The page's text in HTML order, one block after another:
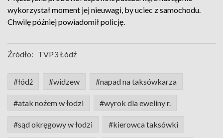
wykorzystał moment jej nieuwagi, by uciec z samochodu.
Chwilę później powiadomił policję.
Źródło: TVP3 Łódź
#łódź #widzew #napad na taksówkarza
#atak nożem w łodzi #wyrok dla eweliny r.
#sąd okręgowy w łodzi #kierowca taksówki